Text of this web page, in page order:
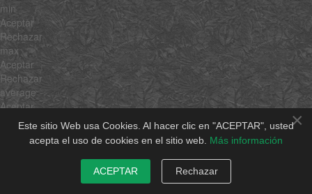
×
Este sitio Web usa Cookies. Al hacer clic en "ACEPTAR", usted
acepta el uso de cookies en el sitio web. Más información
ACEPTAR Rechazar
min
Aceptar
Rechazar
max
Aceptar
Rechazar
average
Aceptar
Rechazar
Aceptar